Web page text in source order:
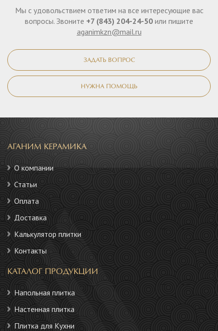
Мы с удовольствием ответим на все интересующие вас
вопросы. Звоните +7 (843) 204-24-50 или пишите
aganimkzn@mail.ru
ЗАДАТЬ ВОПРОС
НУЖНА ПОМОЩЬ
АГАНИМ КЕРАМИКА
О компании
Статьи
Оплата
Доставка
Калькулятор плитки
Контакты
КАТАЛОГ ПРОДУКЦИИ
Напольная плитка
Настенная плитка
Плитка для Кухни